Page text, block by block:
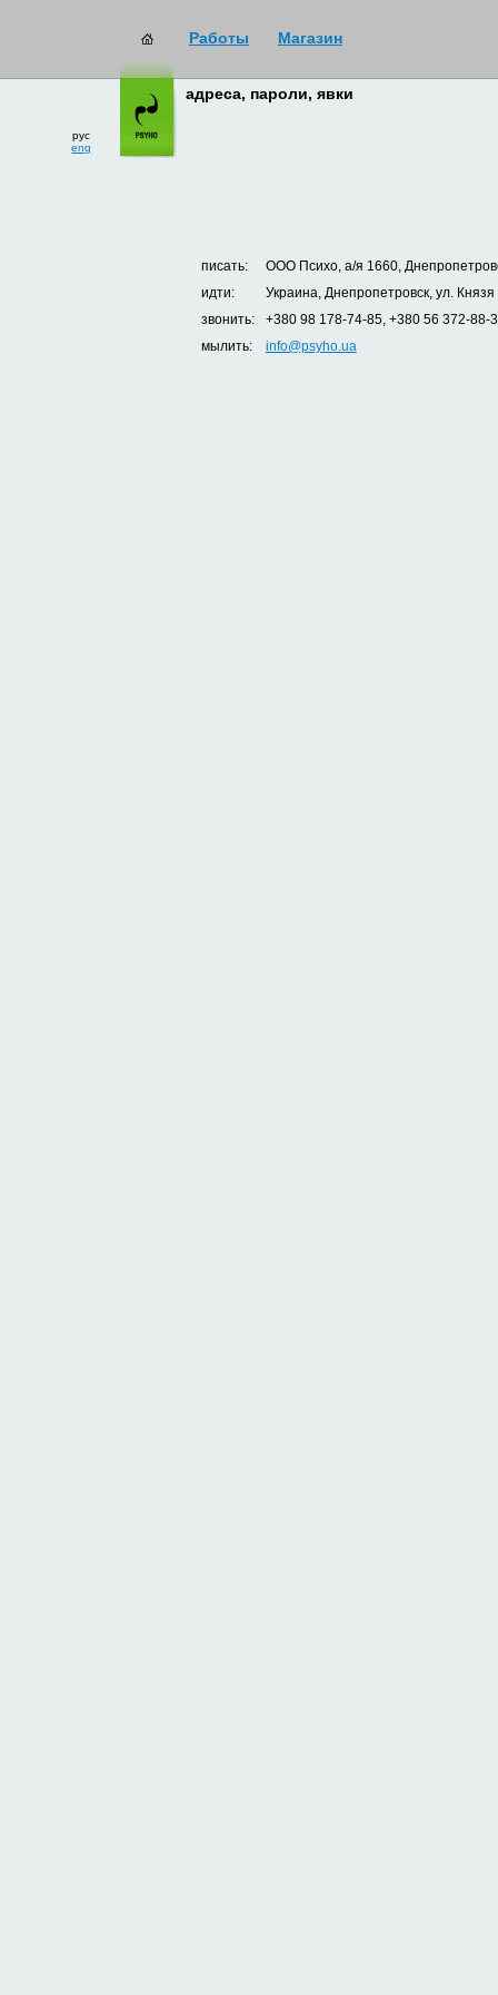
Работы Магазин
рус
eng
адреса, пароли, явки
писать:
ООО Психо, а/я 1660,
идти:
Украина, Днепропетровск, ул.
звонить:
+380 98 178-74-85, +380 56 372-88-
мылить:
info@psyho.ua